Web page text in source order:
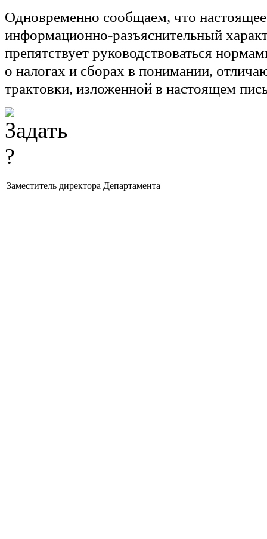
Одновременно сообщаем, что
информационно-разъяснительный
препятствует руководствоваться
о налогах и сборах в понимании,
трактовки, изложенной в настоящем
Заместитель директора Департамента